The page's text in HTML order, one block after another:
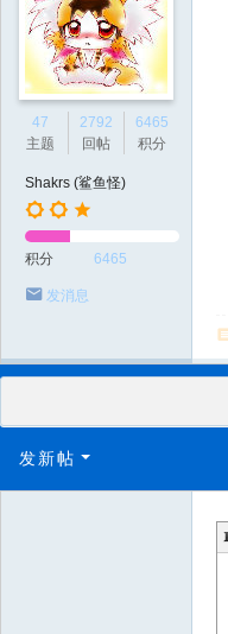
47
主题
2792
回帖
6465
积分
Shakrs (鲨鱼怪)
积分 6465
发消息
发新帖